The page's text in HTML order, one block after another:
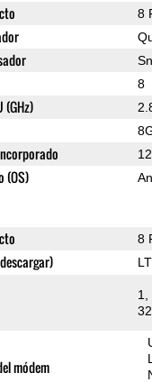
8
8
(GHz)
(OS)
8
1,
módem